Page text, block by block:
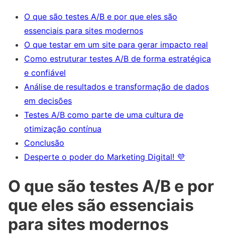
O que são testes A/B e por que eles são
essenciais para sites modernos
O que testar em um site para gerar impacto real
Como estruturar testes A/B de forma estratégica
e confiável
Análise de resultados e transformação de dados
em decisões
Testes A/B como parte de uma cultura de
otimização contínua
Conclusão
Desperte o poder do Marketing Digital! 💜
O que são testes A/B e por
que eles são essenciais
para sites modernos